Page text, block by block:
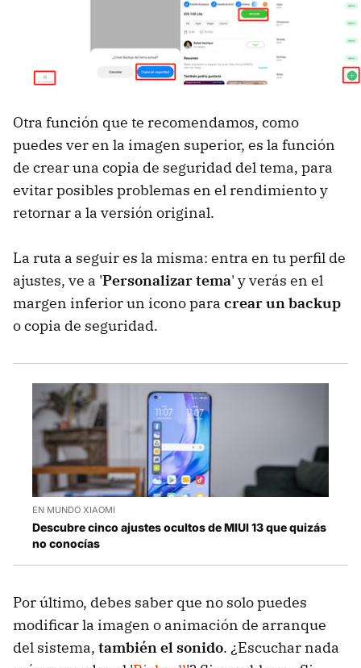
Otra función que te recomendamos, como
puedes ver en la imagen superior, es la función
de crear una copia de seguridad del tema, para
evitar posibles problemas en el rendimiento y
retornar a la versión original.
La ruta a seguir es la misma: entra en tu perfil de
ajustes, ve a 'Personalizar tema' y verás en el
margen inferior un icono para crear un backup
o copia de seguridad.
EN MUNDO XIAOMI
Descubre cinco ajustes ocultos de MIUI 13 que quizás
no conocías
Por último, debes saber que no solo puedes
modificar la imagen o animación de arranque
del sistema, también el sonido. ¿Escuchar nada